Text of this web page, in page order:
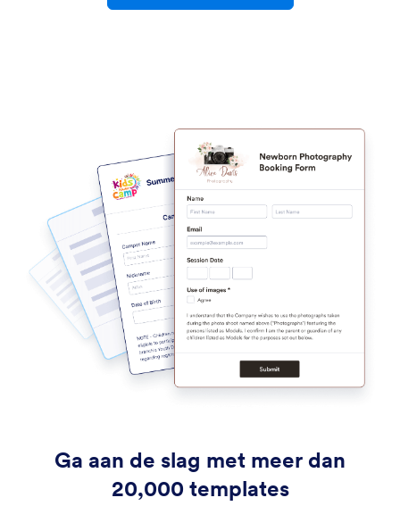
Ga aan de slag met meer dan
20,000 templates